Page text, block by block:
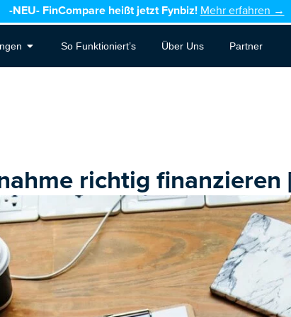
-NEU-FinCompare heißt jetzt Fynbiz! Mehr erfahren →
Open Leistungen
So Funktioniert’s Über Uns Partner
richtig finanzieren